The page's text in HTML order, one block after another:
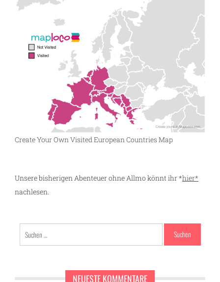
Create Your Own Visited European Countries Map
Unsere bisherigen Abenteuer ohne Allmo könnt ihr *hier*
nachlesen.
nach:
NEUESTE KOMMENTARE